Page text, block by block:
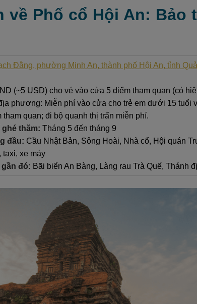
về Phố cổ Hội An: Bảo
Đằng, phường Minh An, thành phố Hội An, tỉnh
(~5 USD) cho vé vào cửa 5 điểm tham quan (có
phương: Miễn phí vào cửa cho trẻ em dưới 15 tuổi
tham quan; đi bộ quanh thị trấn miễn phí.
thăm: Tháng 5 đến tháng 9
đầu: Cầu Nhật Bản, Sông Hoài, Nhà cổ, Hội quán
taxi, xe máy
đó: Bãi biển An Bàng, Làng rau Trà Quế, Thánh